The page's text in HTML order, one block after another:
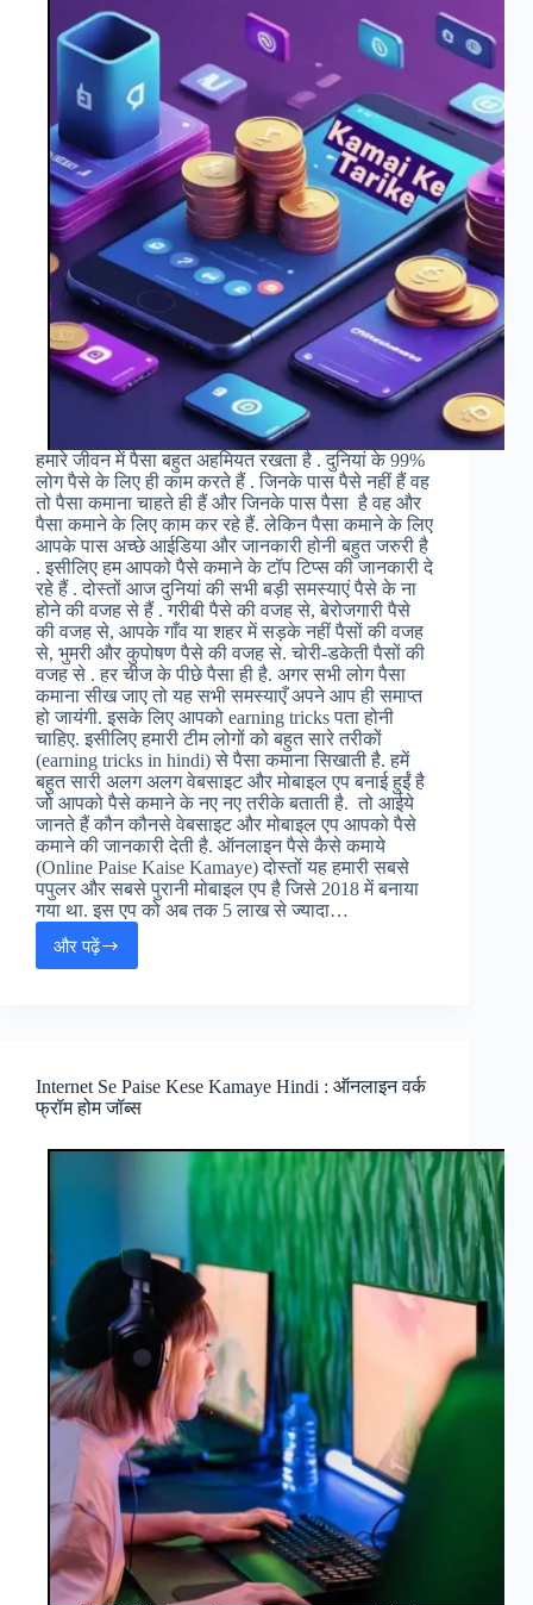
Kaise
Kamaye
हमारे जीवन में पैसा बहुत अहमियत रखता है . दुनियां के 99%
लोग पैसे के लिए ही काम करते हैं . जिनके पास पैसे नहीं हैं वह
तो पैसा कमाना चाहते ही हैं और जिनके पास पैसा है वह और
पैसा कमाने के लिए काम कर रहे हैं. लेकिन पैसा कमाने के लिए
आपके पास अच्छे आईडिया और जानकारी होनी बहुत जरुरी है
. इसीलिए हम आपको पैसे कमाने के टॉप टिप्स की जानकारी दे
रहे हैं . दोस्तों आज दुनियां की सभी बड़ी समस्याएं पैसे के ना
होने की वजह से हैं . गरीबी पैसे की वजह से, बेरोजगारी पैसे
की वजह से, आपके गाँव या शहर में सड़के नहीं पैसों की वजह
से, भुमरी और कुपोषण पैसे की वजह से. चोरी-डकेती पैसों की
वजह से . हर चीज के पीछे पैसा ही है. अगर सभी लोग पैसा
कमाना सीख जाए तो यह सभी समस्याएँ अपने आप ही समाप्त
हो जायंगी. इसके लिए आपको earning tricks पता होनी
चाहिए. इसीलिए हमारी टीम लोगों को बहुत सारे तरीकों
(earning tricks in hindi) से पैसा कमाना सिखाती है. हमें
बहुत सारी अलग अलग वेबसाइट और मोबाइल एप बनाई हुईं है
जो आपको पैसे कमाने के नए नए तरीके बताती है. तो आईये
जानते हैं कौन कौनसे वेबसाइट और मोबाइल एप आपको पैसे
कमाने की जानकारी देती है. ऑनलाइन पैसे कैसे कमाये
(Online Paise Kaise Kamaye) दोस्तों यह हमारी सबसे
पपुलर और सबसे पुरानी मोबाइल एप है जिसे 2018 में बनाया
गया था. इस एप को अब तक 5 लाख से ज्यादा…
और पढ़ें
💰
फ्री
में
पैसे
Internet Se Paise Kese Kamaye Hindi : ऑनलाइन वर्क
फ्रॉम होम जॉब्स